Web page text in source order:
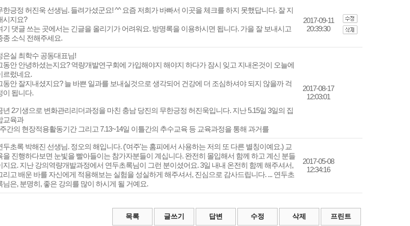
한긍정 허진욱 선생님. 들려가셨군요! ^^ 요즘 저희가 바빠서 이곳을 체크를 하지 못했답니다. 잘 지
시지요?
기 댓글 쓰는 곳에서는 긴글을 올리기가 어려워요. 방명록을 이용하시면 됩니다. 가을 잘 보내시고
종 소식 전해주세요.
2017-09-11
20:39:30
은실 최학수 공동대표님!
동안 안녕하셨는지요? 역량개발연구회에 가입해야지 해야지 하다가 잠시 잊고 지내온것이 오늘에
르렀네요.
동안 잘지내셨지요? 늘 바쁜 일과를 보내실것으로 생각되어 건강에 더 조심하셔야 되지 않을까 걱
이 됩니다.
년 2기생으로 변화관리리더과정을 마친 충남 당진의 무한긍정 허진욱입니다. 지난 5.15일 3일의 집
교육과
간의 현장적용활동기간 그리고 7.13~14일 이틀간의 추수교육 등 교육과정을 통해 과거를
2017-08-17
12:03:01
두초록 박해진 선생님. 정오의 해입니다. ('여주'는 홈피에서 사용하는 저의 또 다른 별칭이예요.) 교
을 진행하다보면 눈빛을 빨아들이는 참가자분들이 계십니다. 완전히 몰입해서 함께 하고 계신 분들
지요. 지난 강의역량개발과정에서 연두초록님이 그런 분이셨어요. 3일 내내 온전히 함께 해주셔서,
리고 배운 바를 자신에게 적용해보는 실험을 성실하게 해주셔서, 진심으로 감사드립니다. ... 연두초
님은, 분명히, 좋은 강의를 많이 하시게 될 거예요.
2017-05-08
12:34:16